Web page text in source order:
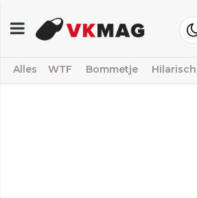
Alles WTF Bommetje Hilarisch